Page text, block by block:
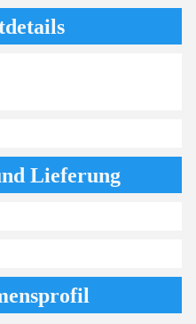
Lieferung